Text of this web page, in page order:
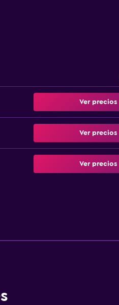
Ver precios
Ver precios
Ver precios